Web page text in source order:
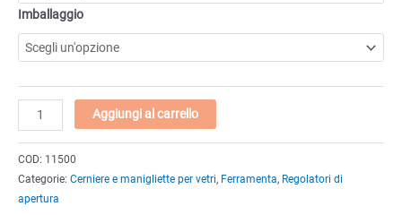
Imballaggio
Regolatore
di
apertura
per
porta
e
Aggiungi al carrello
COD: 11500
Categorie: Cerniere e manigliette per vetri, Ferramenta, Regolatori di
apertura